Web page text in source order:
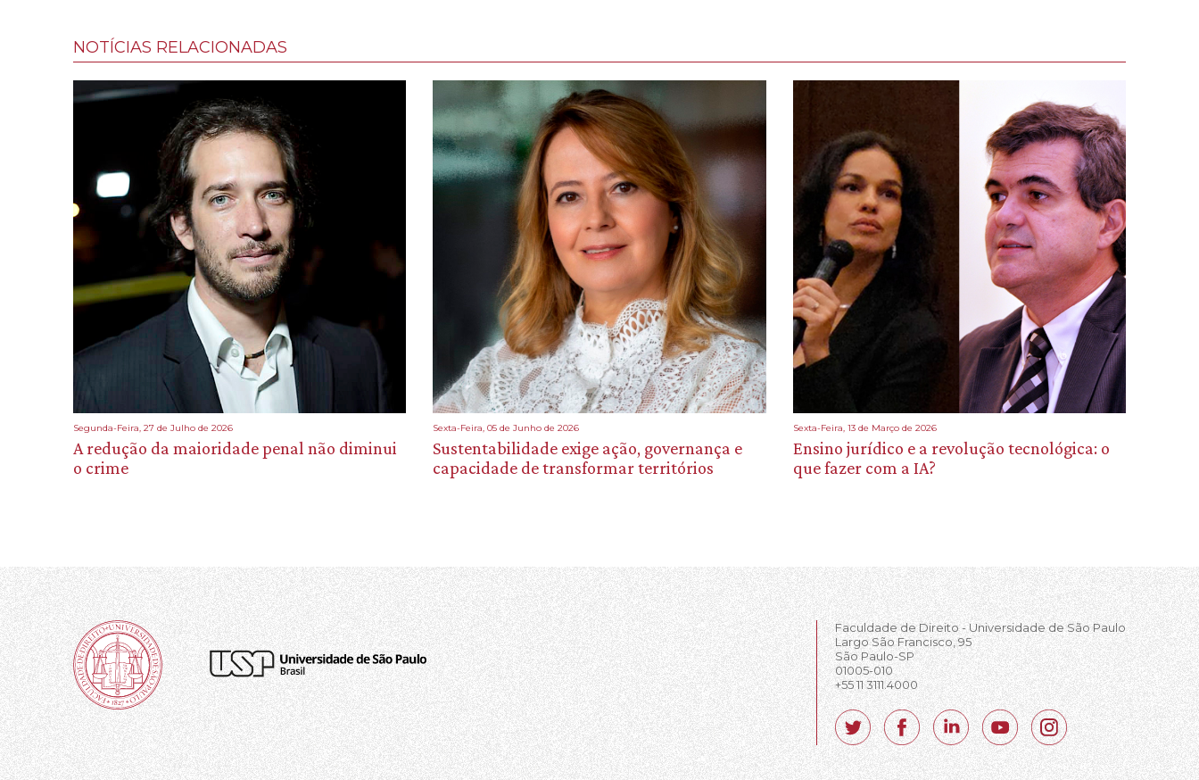
NOTÍCIAS RELACIONADAS
Segunda-Feira, 27 de Julho de 2026
A redução da maioridade penal não diminui
o crime
Sexta-Feira, 05 de Junho de 2026
Sustentabilidade exige ação, governança e
capacidade de transformar territórios
Sexta-Feira, 13 de Março de 2026
Ensino jurídico e a revolução tecnológica: o
que fazer com a IA?
Faculdade de Direito - Universidade de São Paulo
Largo São Francisco, 95
São Paulo-SP
01005-010
+55 11 3111.4000